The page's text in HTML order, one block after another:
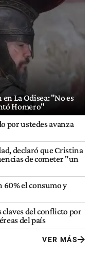
La Odisea: "No es
Homero"
por ustedes avanza
declaró que Cristina
de cometer "un
60% el consumo y
del conflicto por
del país
VER MÁS